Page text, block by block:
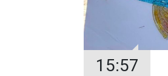
15:57